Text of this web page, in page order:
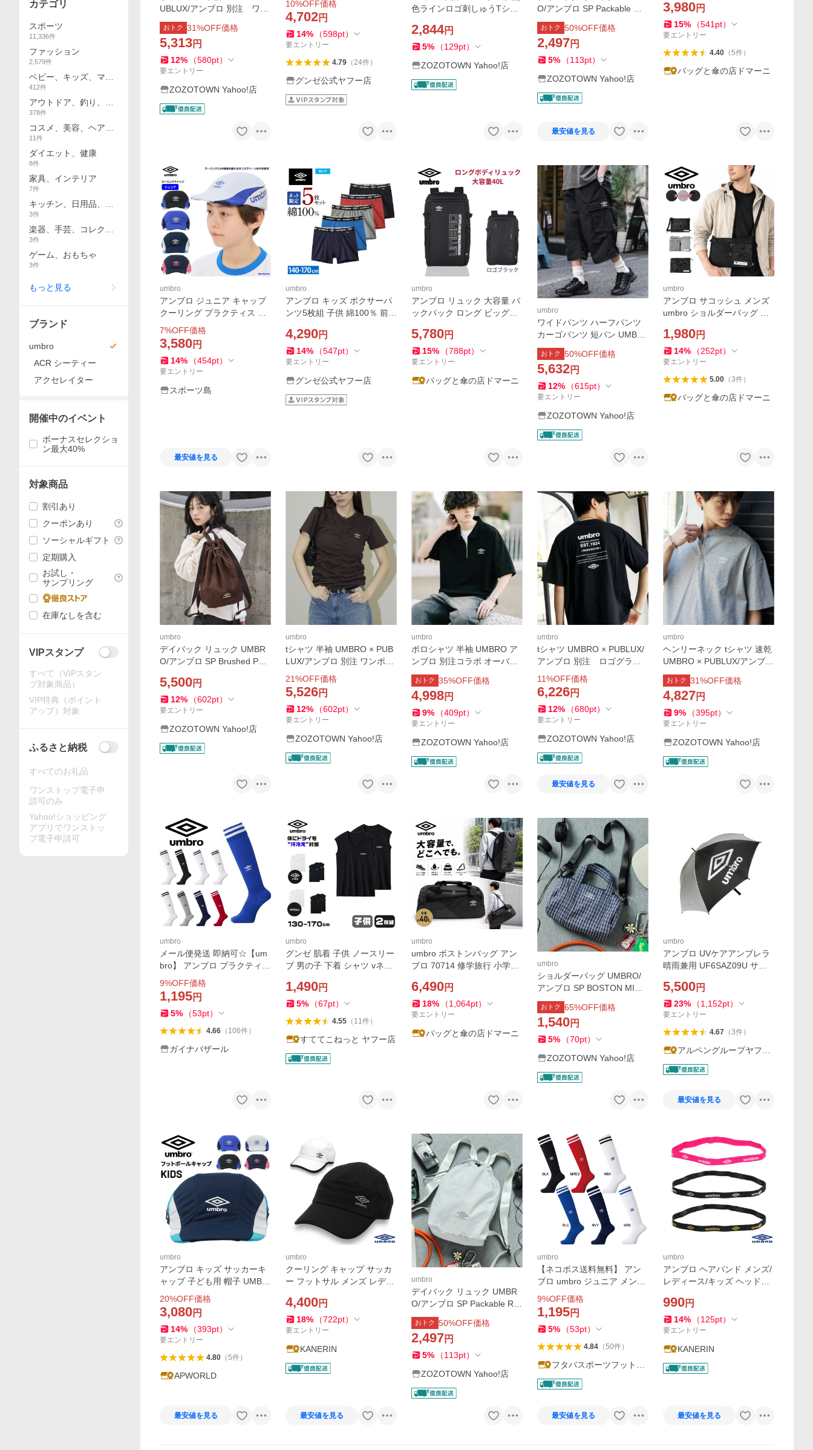
UBLUX/アンブロ 別注 ワン
ポイント ロゴ 鹿子 ポロシャ
ツ 限定展開 メンズ レディ
ース
おトク 31%OFF価格
5,313円
12% （580pt）
要エントリー
ZOZOTOWN Yahoo!店
い 下着 ボクサーパンツ ボク
サー 前開き 紳士 M L LL UB
21805
10%OFF価格
4,702円
14% （598pt）
要エントリー
4.79（24件）
グンゼ公式ヤフー店
色ラインロゴ刺しゅうTシャ
2,844円
5% （129pt）
ZOZOTOWN Yahoo!店
O/アンブロ SP Packable Min
i Bag/別注 チェック＆ストラ
イプ パッカブル ミニバッグ
メンズ
おトク 50%OFF価格
2,497円
5% （113pt）
ZOZOTOWN Yahoo!店
最安値を見る
ro ブランド 70468
3,980円
15% （541 pt）
要エントリー
4.40（5件）
バッグと傘の店ドマーニ
umbro
アンブロ ジュニア キャップ
クーリング プラクティス UF
6SCP04J UVカット 帽子 紫
外線対策 熱中症対策 子ども
用 サッカー フットボール U
MBRO ゆうパケット対応
7%OFF価格
3,580円
14% （454pt）
要エントリー
スポーツ島
最安値を見る
umbro
アンブロ キッズ ボクサーパ
ンツ5枚組 子供 綿100％ 前あ
男の子 学校 5P ボクサー パ
ンツ 肌着 グンゼ 140 150 16
0 170 UB910EC
4,290円
14% （547pt）
要エントリー
グンゼ公式ヤフー店
umbro
アンブロ リュック 大容量 バ
ックパック ロング ビッグメ
アウトドア 通学 通勤 UMBR
O umbro ブランド Gordon 7
0250
5,780円
15% （788pt）
要エントリー
バッグと傘の店ドマーニ
umbro
ワイドパンツ ハーフパンツ
カーゴパンツ 短パン UMBR
O アンブロ 別注コラボ 膝下
丈 ワンポイントロゴ刺繍ナ
イロンワイドカーゴハーフパ
ンツ
おトク 50%OFF価格
5,632円
12% （615pt）
要エントリー
ZOZOTOWN Yahoo!店
umbro
アンブロ サコッシュ メンズ
umbro ショルダーバッグ ブ
薄マチ 薄い 2WAY 小物入れ
男女兼用 レディース 斜めが
け 軽量 70195
1,980円
14% （252pt）
要エントリー
5.00（3件）
バッグと傘の店ドマーニ
umbro
デイバック リュック UMBR
O/アンブロ SP Brushed Pac
シュド パッカブル ミニバッ
グ/ナップサック型 メンズ レ
ディース
5,500円
12% （602pt）
要エントリー
ZOZOTOWN Yahoo!店
umbro
tシャツ 半袖 UMBRO × PUB
LUX/アンブロ 別注 ワンポイ
ント 刺繍 ギャザー Tシャ
ツ 限定展開 レディース
21%OFF価格
5,526円
12% （602pt）
要エントリー
ZOZOTOWN Yahoo!店
umbro
ポロシャツ 半袖 UMBRO ア
ンブロ 別注コラボ オーバー
サイズ鹿の子ワンポイントロ
ゴ刺繍ハーフジップ半袖ポロ
シャツ メンズ レディース
おトク 35%OFF価格
4,998円
9% （409pt）
要エントリー
ZOZOTOWN Yahoo!店
umbro
tシャツ UMBRO × PUBLUX/
アンブロ 別注 ロゴグラフ
ィックTシャツ 限定展開 メ
ンズ レディース
11%OFF価格
6,226円
12% （680pt）
要エントリー
ZOZOTOWN Yahoo!店
最安値を見る
umbro
ヘンリーネック tシャツ 速乾
UMBRO × PUBLUX/アンブロ
「吸水速乾」別注 プレーテ
ィング天竺ヘンリーネックT
シャツ 限定展開 メンズ レ
ディース
おトク 31%OFF価格
4,827円
9% （395pt）
要エントリー
ZOZOTOWN Yahoo!店
umbro
メール便発送 即納可☆【um
bro】 アンブロ プラクティス
ストッキング サッカー ソッ
クス UBS8810 UAS8310
9%OFF価格
1,195円
5% （53pt）
4.66（ 106件）
ガイナバザール
umbro
グンゼ 肌着 子供 ノースリー
ブ 男の子 下着 シャツ vネッ
アンブロ 速乾 インナー キッ
ズ ジュニア 白 黒 子ども 薄
1,490円
5% （67pt）
4.55（ 11件）
すててこねっと ヤフー店
umbro
umbro ボストンバッグ アン
ブロ 70714 修学旅行 小学生
スポーツバッグ メンズ レデ
ィース 男子 女子 軽量 黒色
ブラック
6,490円
18% （1,064pt）
要エントリー
バッグと傘の店ドマーニ
umbro
ショルダーバッグ UMBRO/
アンブロ SP BOSTON MINI
BAG/別注 チェック＆ストラ
イプ ミニボストンバッグ メ
ンズ
おトク 65%OFF価格
1,540円
5% （70pt）
ZOZOTOWN Yahoo!店
umbro
アンブロ UVケアアンブレラ
晴雨兼用 UF6SAZ09U サッ
ンブレラ 晴雨兼用傘 UMBR
O
5,500円
23% （1,152pt）
要エントリー
4.67（3件）
アルペングループヤフー
店
最安値を見る
umbro
アンブロ キッズ サッカーキ
ャップ 子ども用 帽子 UMBR
O ジュニア クーリング フッ
トボール プラクティスキャ
ップ 涼感 UVカット 熱中症
対策 /UF6SCP04J
20%OFF価格
3,080円
14% （393pt）
要エントリー
4.80（5件）
APWORLD
最安値を見る
umbro
クーリング キャップ サッカ
ー フットサル メンズ レディ
ック ホワイト 帽子 UF6SCP
01U 58cm
4,400円
18% （722pt）
要エントリー
KANERIN
最安値を見る
umbro
デイバック リュック UMBR
O/アンブロ SP Packable RIP
STOP MINI BAG/別注 パッカ
ブル リップストップ ミニバ
ッグ メンズ
おトク 50%OFF価格
2,497円
5% （113pt）
ZOZOTOWN Yahoo!店
umbro
【ネコポス送料無料】 アン
ブロ umbro ジュニア メンズ
ストッキング 2本ライン UAS
8310 UAS8310J サッカー 靴
下 ソックス 19-21cm 22-24c
m 25-27cm 28-30cm
9%OFF価格
1,195円
5% （53pt）
4.84（50件）
フタバスポーツフットボ
ール店
最安値を見る
umbro
アンブロ ヘアバンド メンズ/
レディース/キッズ ヘッドバ
(幅：約1cm) UJS7301
990円
14% （125pt）
要エントリー
KANERIN
最安値を見る
カテゴリ
スポーツ
11,336件
ファッション
2,579件
ベビー、キッズ、マタ
ニティ
412件
アウトドア、釣り、旅
行用品
378件
コスメ、美容、ヘアケ
ア
11件
ダイエット、健康
8件
家具、インテリア
7件
キッチン、日用品、文
具
3件
楽器、手芸、コレクシ
ョン
3件
ゲーム、おもちゃ
3件
もっと見る
ブランド
umbro
ACR シーティー
アクセレイター
開催中のイベント
ボーナスセレクショ
ン最大40%
対象商品
割引あり
クーポンあり
ソーシャルギフト
定期購入
お試し・
サンプリング
在庫なしを含む
VIPスタンプ
すべて（VIPスタン
プ対象商品）
VIP特典（ポイント
アップ）対象
ふるさと納税
すべてのお礼品
ワンストップ電子申
請可のみ
Yahoo!ショッピング
アプリでワンストッ
プ電子申請可